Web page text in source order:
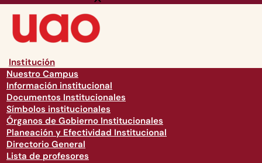
Institución
Nuestro Campus
Información institucional
Documentos Institucionales
Símbolos institucionales
Órganos de Gobierno Institucionales
Planeación y Efectividad Institucional
Directorio General
Lista de profesores